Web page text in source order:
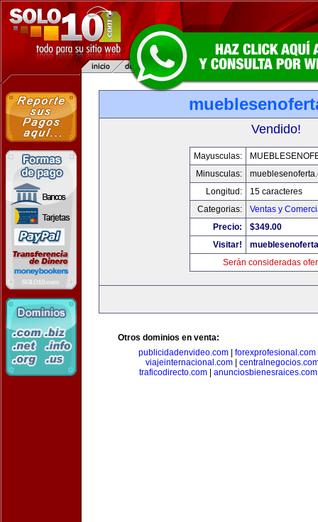
Vendido!
Mayusculas:
Minusculas:
Longitud:
15 caracteres
Categorias:
Ventas y
Precio:
$349.00
Visitar!
Serán consideradas
Otros dominios en venta:
publicidadenvideo.com| forexprofesional.com
viajeinternacional.com
traficodirecto.com
anunciosbienesraices.com